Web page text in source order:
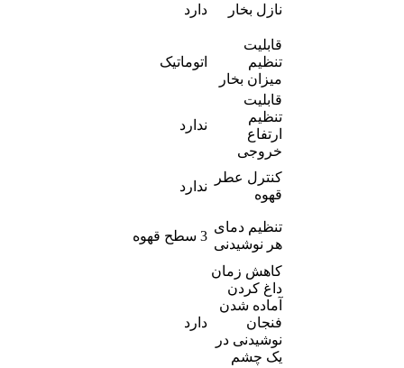
نازل بخار دارد
قابلیت
تنظیم
میزان بخار
اتوماتیک
قابلیت
تنظیم
ارتفاع
خروجی
ندارد
کنترل عطر
قهوه
ندارد
تنظیم دمای
هر نوشیدنی
3 سطح قهوه
کاهش زمان
داغ کردن
آماده شدن
فنجان
نوشیدنی در
یک چشم
دارد